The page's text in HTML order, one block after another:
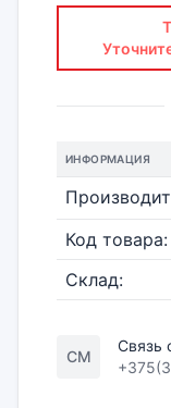
ИНФОРМАЦИЯ
Код товара:
Склад:
СМ
Связь